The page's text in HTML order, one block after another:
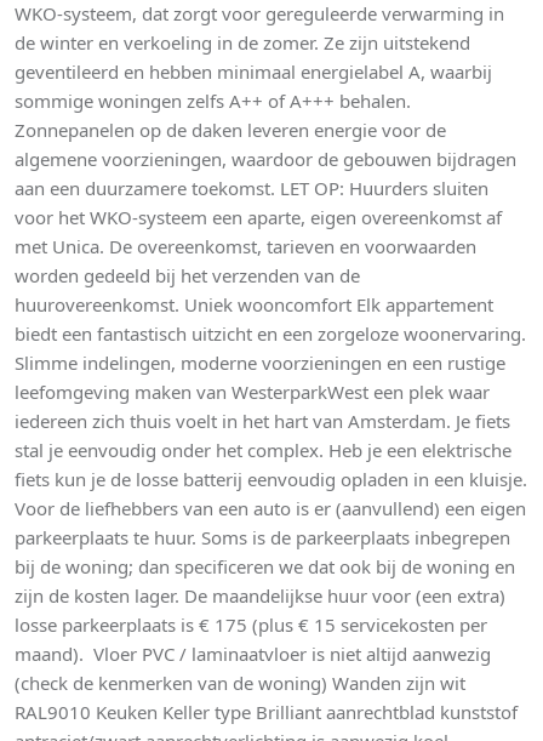
WKO-systeem, dat zorgt voor gereguleerde verwarming in
de winter en verkoeling in de zomer. Ze zijn uitstekend
geventileerd en hebben minimaal energielabel A, waarbij
sommige woningen zelfs A++ of A+++ behalen.
Zonnepanelen op de daken leveren energie voor de
algemene voorzieningen, waardoor de gebouwen bijdragen
aan een duurzamere toekomst. LET OP: Huurders sluiten
voor het WKO-systeem een aparte, eigen overeenkomst af
met Unica. De overeenkomst, tarieven en voorwaarden
worden gedeeld bij het verzenden van de
huurovereenkomst. Uniek wooncomfort Elk appartement
biedt een fantastisch uitzicht en een zorgeloze woonervaring.
Slimme indelingen, moderne voorzieningen en een rustige
leefomgeving maken van WesterparkWest een plek waar
iedereen zich thuis voelt in het hart van Amsterdam. Je fiets
stal je eenvoudig onder het complex. Heb je een elektrische
fiets kun je de losse batterij eenvoudig opladen in een kluisje.
Voor de liefhebbers van een auto is er (aanvullend) een eigen
parkeerplaats te huur. Soms is de parkeerplaats inbegrepen
bij de woning; dan specificeren we dat ook bij de woning en
zijn de kosten lager. De maandelijkse huur voor (een extra)
losse parkeerplaats is € 175 (plus € 15 servicekosten per
maand). Vloer PVC / laminaatvloer is niet altijd aanwezig
(check de kenmerken van de woning) Wanden zijn wit
RAL9010 Keuken Keller type Brilliant aanrechtblad kunststof